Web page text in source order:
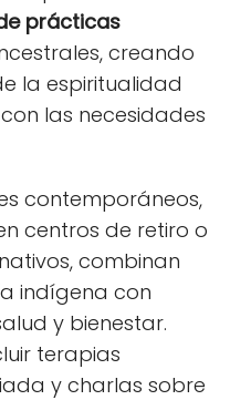
prácticas
creando
la espiritualidad
las necesidades
contemporáneos,
centros de retiro o
combinan
indígena con
y bienestar.
terapias
y charlas sobre